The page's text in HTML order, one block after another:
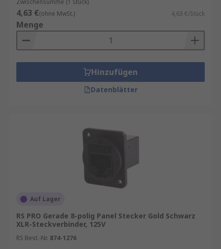
Zwischensumme (1 Stück)
4,63 €(ohne MwSt.) 4,63 €/Stück
Menge
Hinzufügen
Datenblätter
Auf Lager
RS PRO Gerade 8-polig Panel Stecker Gold Schwarz
XLR-Steckverbinder, 125V
RS Best.-Nr. 874-1276